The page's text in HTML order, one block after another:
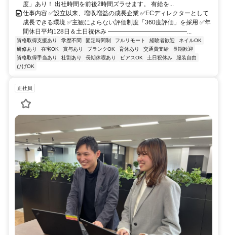
度」あり！ 出社時間を前後2時間ズラせます。 有給を...
仕事内容 ✅設立以来、増収増益の成長企業 ✅ECディレクターとして
成長できる環境 ✅主観によらない評価制度「360度評価」を採用 ✅年
間休日平均128日＆土日祝休み ―――――――――――――...
資格取得支援あり 学歴不問 固定時間制 フルリモート 経験者歓迎
ネイルOK
研修あり
在宅OK 賞与あり ブランクOK 育休あり 交通費支給
長期歓迎
資格取得手当あり
社割あり 長期休暇あり ピアスOK 土日祝休み
服装自由
ひげOK
正社員